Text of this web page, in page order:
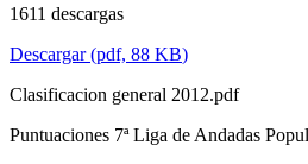
1611 descargas
Descargar(pdf, 88 KB)
Clasificacion general 2012.pdf
Puntuaciones 7ª Liga de Andadas